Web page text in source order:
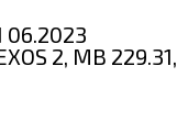
06.2023
2, MB 229.31,